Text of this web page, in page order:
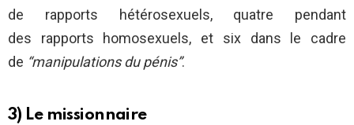
de rapports hétérosexuels, quatre pendant
des rapports homosexuels, et six dans le cadre
de “manipulations du pénis”.
3) Le missionnaire